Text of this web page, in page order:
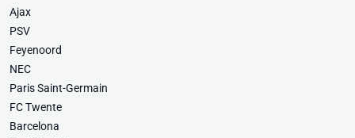
Ajax
PSV
Feyenoord
NEC
Paris Saint-Germain
FC Twente
Barcelona